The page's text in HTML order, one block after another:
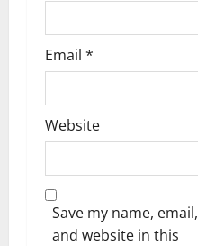
Email *
Website
Save my name, email,
and website in this